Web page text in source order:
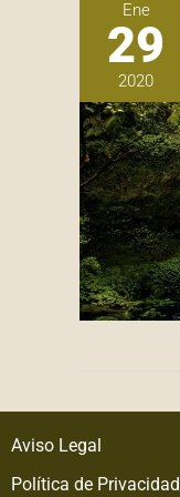
Ene
29
2020
Aviso Legal
Política de Privacidad